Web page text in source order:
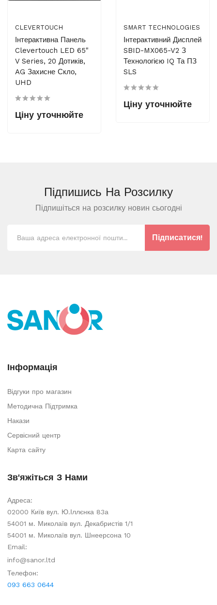
CLEVERTOUCH
Інтерактивна Панель
Clevertouch LED 65"
V Series, 20 Дотиків,
AG Захисне Скло,
UHD
Ціну уточнюйте
SMART TECHNOLOGIES
Інтерактивний Дисплей
SBID-MX065-V2 З
Технологією IQ Та ПЗ
SLS
Ціну уточнюйте
Підпишись На Розсилку
Підпишіться на розсилку новин сьогодні
Підписатися!
Інформація
Відгуки про магазин
Методична Підтримка
Накази
Сервісний центр
Карта сайту
Зв'яжіться З Нами
Адреса:
02000 Київ вул. Ю.Іллєнка 83а
54001 м. Миколаїв вул. Декабристів 1/1
54001 м. Миколаїв вул. Шнеерсона 10
Email:
info@sanor.ltd
Телефон:
093 663 0644